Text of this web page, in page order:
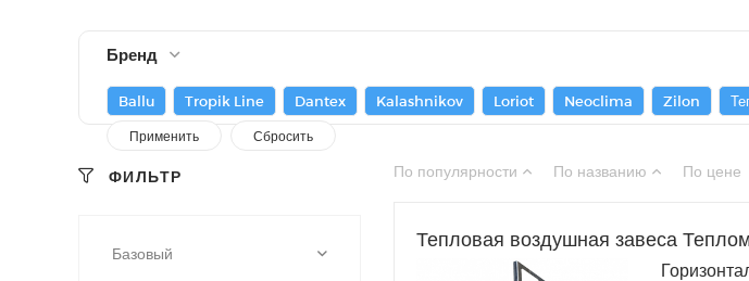
Бренд
Ballu Tropik Line Dantex Kalashnikov Loriot Neoclima Zilon
ФИЛЬТР
Базовый
По популярности По названию По цене
Тепловая воздушная завеса